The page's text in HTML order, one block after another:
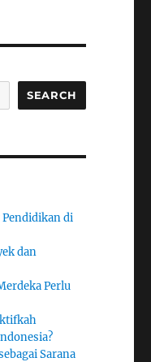
SEARCH
di
dan
Perlu
Sarana